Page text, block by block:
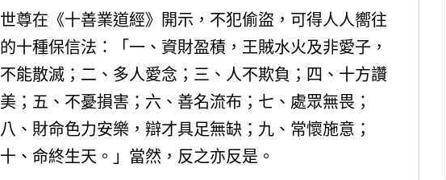
世尊在《十善業道經》開示，不犯偷盜，可得人人嚮往
的十種保信法：「一、資財盈積，王賊水火及非愛子，
不能散滅；二、多人愛念；三、人不欺負；四、十方讚
美；五、不憂損害；六、善名流布；七、處眾無畏；
八、財命色力安樂，辯才具足無缺；九、常懷施意；
十、命終生天。」當然，反之亦反是。